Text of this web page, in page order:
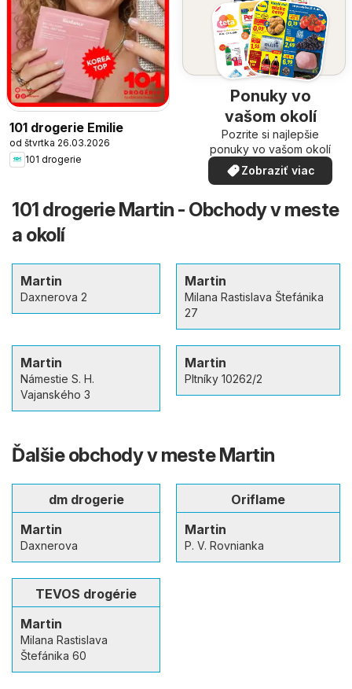
101 drogerie Emilie
od štvrtka 26.03.2026
101 drogerie
Ponuky vo
vašom okolí
Pozrite si najlepšie
ponuky vo vašom okolí
Zobraziť viac
101 drogerie Martin - Obchody v meste
a okolí
Martin
Daxnerova 2
Martin
Milana Rastislava Štefánika
27
Martin
Námestie S. H.
Vajanského 3
Martin
Pltníky 10262/2
Ďalšie obchody v meste Martin
dm drogerie
Martin
Daxnerova
Oriflame
Martin
P. V. Rovnianka
TEVOS drogérie
Martin
Milana Rastislava
Štefánika 60